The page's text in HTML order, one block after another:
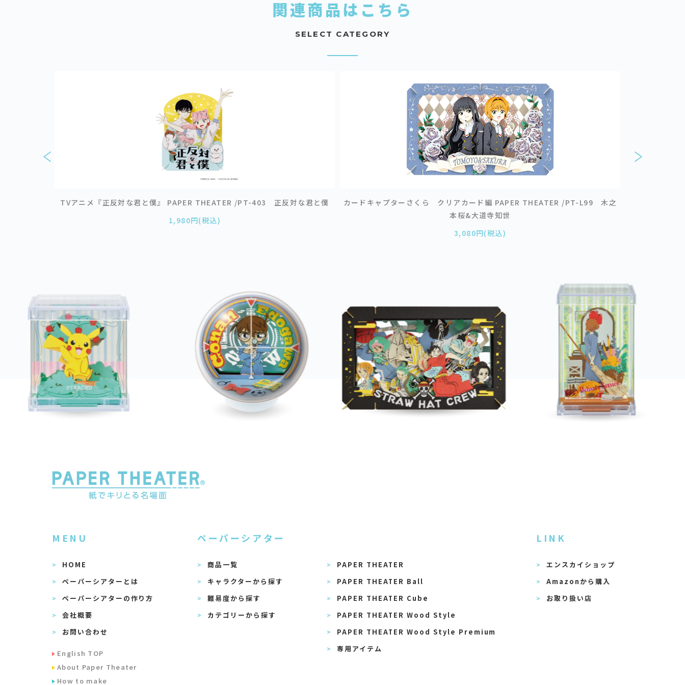
関連商品はこちら
SELECT CATEGORY
TVアニメ『正反対な君と僕』 PAPER THEATER /PT-403 正反対な君と僕
1,980円(税込)
カードキャプターさくら クリアカード編 PAPER THEATER /PT-L99 木之
本桜&大道寺知世
3,080円(税込)
MENU
HOME
ペーパーシアターとは
ペーパーシアターの作り方
会社概要
お問い合わせ
English TOP
About Paper Theater
How to make
ペーパーシアター
商品一覧
キャラクターから探す
難易度から探す
カテゴリーから探す
PAPER THEATER
PAPER THEATER Ball
PAPER THEATER Cube
PAPER THEATER Wood Style
PAPER THEATER Wood Style Premium
専用アイテム
LINK
エンスカイショップ
Amazonから購入
お取り扱い店